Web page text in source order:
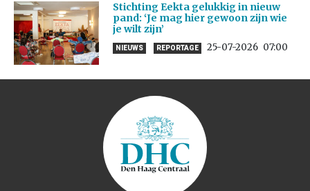
Stichting Eekta gelukkig in nieuw
pand: ‘Je mag hier gewoon zijn wie
je wilt zijn’
NIEUWS REPORTAGE 25-07-2026 07:00